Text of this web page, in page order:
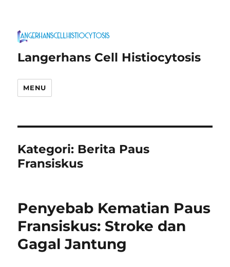
Langerhans Cell Histiocytosis
MENU
Kategori: Berita Paus
Fransiskus
Penyebab Kematian Paus
Fransiskus: Stroke dan
Gagal Jantung